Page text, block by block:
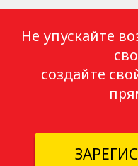
Не упускайте
создайте